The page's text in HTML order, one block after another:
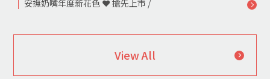
安撫奶嘴年度新花色 ❤ 搶先上市 /
View All